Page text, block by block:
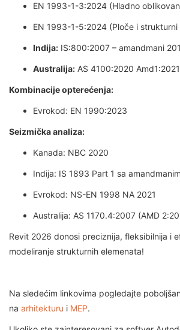
EN 1993-1-3:2024 (Hladno
EN 1993-1-5:2024 (Ploče i strukturni
Indija: IS:800:2007 – amandmani
Australija: AS 4100:2020 Amd1:2021
Kombinacije opterećenja:
Evrokod: EN 1990:2023
Seizmička analiza:
Kanada: NBC 2020
Indija: IS 1893 Part 1 sa
Evrokod: NS-EN 1998 NA 2021
Australija: AS 1170.4:2007 (AMD
Revit 2026 donosi preciznija, fleksibilnija i
modeliranje strukturnih elemenata!
Na sledećim linkovima pogledajte
na arhitekturu i MEP.